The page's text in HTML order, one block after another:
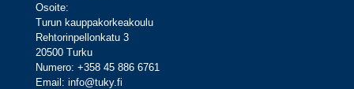
Osoite:
Turun kauppakorkeakoulu
Rehtorinpellonkatu 3
20500 Turku
Numero: +358 45 886 6761
Email: info@tuky.fi